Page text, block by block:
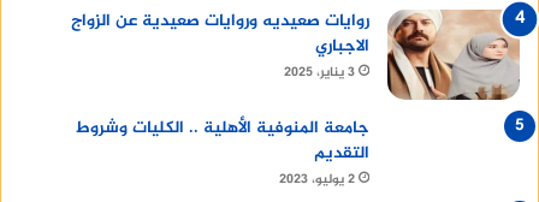
روايات صعيديه وروايات صعيدية عن الزواج
الاجباري
3 يناير، 2025
جامعة المنوفية الأهلية .. الكليات وشروط
التقديم
2 يوليو، 2023